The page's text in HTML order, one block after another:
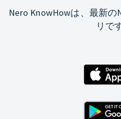
Nero KnowHowは、最新
リで